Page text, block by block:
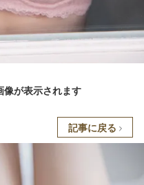
像が表示されます
記事に戻る